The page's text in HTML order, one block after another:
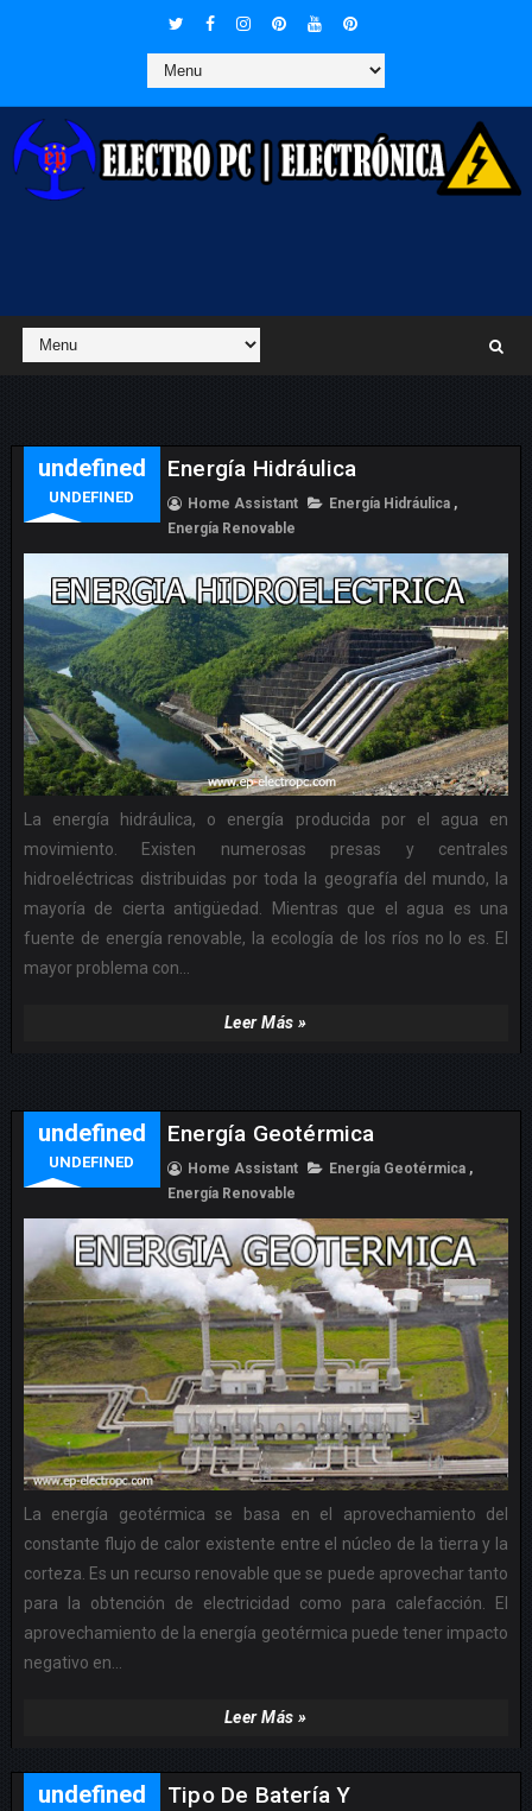
undefined
UNDEFINED
Energía Hidráulica
Home Assistant Energía Hidráulica ,
Energía Renovable
La energía hidráulica, o energía producida por el agua en
movimiento. Existen numerosas presas y centrales
hidroeléctricas distribuidas por toda la geografía del mundo, la
mayoría de cierta antigüedad. Mientras que el agua es una
fuente de energía renovable, la ecología de los ríos no lo es. El
mayor problema con...
Leer Más »
undefined
UNDEFINED
Energía Geotérmica
Home Assistant Energía Geotérmica ,
Energía Renovable
La energía geotérmica se basa en el aprovechamiento del
constante flujo de calor existente entre el núcleo de la tierra y la
corteza. Es un recurso renovable que se puede aprovechar tanto
para la obtención de electricidad como para calefacción. El
aprovechamiento de la energía geotérmica puede tener impacto
negativo en...
Leer Más »
undefined
Tipo De Batería Y